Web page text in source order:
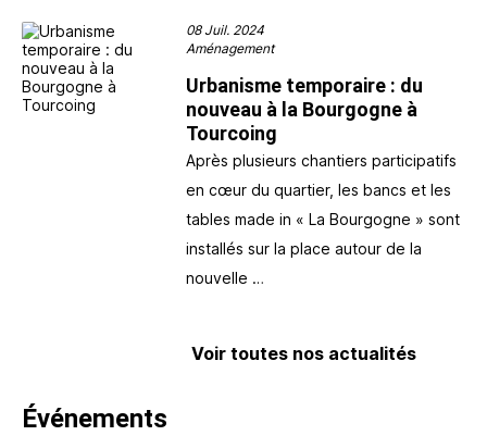
08 Juil. 2024
Aménagement
Urbanisme temporaire : du
nouveau à la Bourgogne à
Tourcoing
Après plusieurs chantiers participatifs
en cœur du quartier, les bancs et les
tables made in « La Bourgogne » sont
installés sur la place autour de la
nouvelle …
Voir toutes nos actualités
Événements